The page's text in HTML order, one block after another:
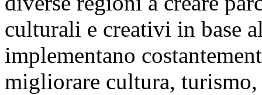
culturali e creativi in base
implementano
migliorare cultura, turismo,